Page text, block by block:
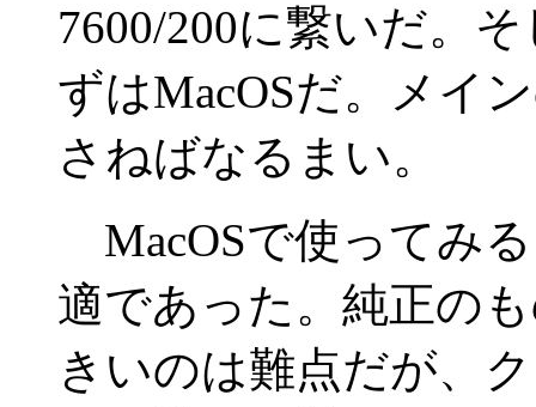
7600/200に繋いだ。
ずはMacOSだ。メイ
さねばなるまい。
MacOSで使ってみ
適であった。純正の
きいのは難点だが、